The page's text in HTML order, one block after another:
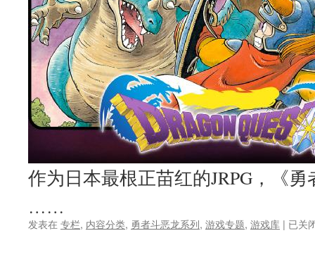
作为日本最根正苗红的JRPG，《
……
发表在 专栏, 内容分类, 勇者斗恶龙系列, 游戏专题, 游戏库 | 《勇
已关